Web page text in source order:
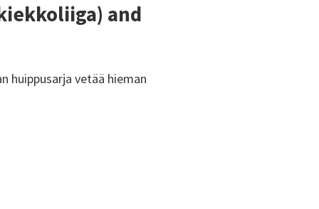
and
huippusarja vetää hieman